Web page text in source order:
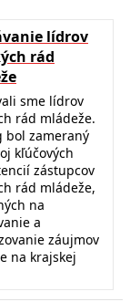
lídrov
rád
sme lídrov
rád mládeže.
bol zameraný
kľúčových
zástupcov
rád mládeže,
na
a
záujmov
na krajskej